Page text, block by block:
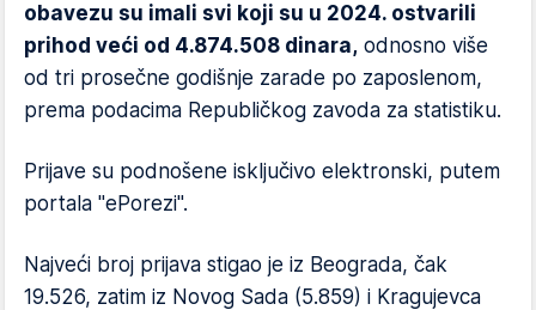
obavezu su imali svi koji su u 2024. ostvarili
prihod veći od 4.874.508 dinara, odnosno više
od tri prosečne godišnje zarade po zaposlenom,
prema podacima Republičkog zavoda za statistiku.
Prijave su podnošene isključivo elektronski, putem
portala "ePorezi".
Najveći broj prijava stigao je iz Beograda, čak
19.526, zatim iz Novog Sada (5.859) i Kragujevca